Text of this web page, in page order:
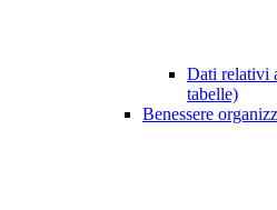
Dati relativi
tabelle)
Benessere